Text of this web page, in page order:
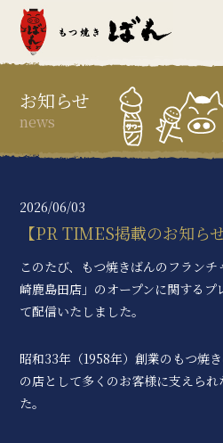
お知らせ
news
2026/06/03
【PR TIMES掲載のお知らせ
このたび、もつ焼きばんのフラン
崎鹿島田店」のオープンに関する
て配信いたしました。
昭和33年（1958年）創業のもつ焼
の店として多くのお客様に支えら
た。